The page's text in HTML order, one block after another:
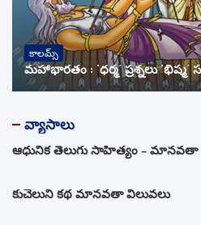
కాలమ్స్
మహాభారతం : ‘ధర్మ’ ప్రశ్నలు
వ్యాసాలు
ఆధునిక తెలుగు సాహిత్యం – మానవతా
కుచేలుని కథ మానవతా విలువలు